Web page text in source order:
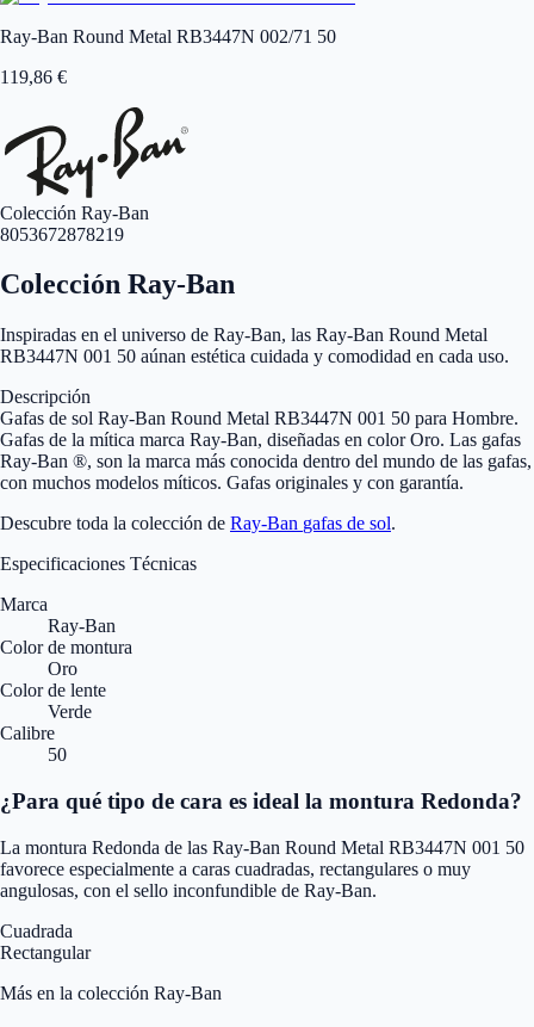
Ray-Ban Round Metal RB3447N 002/71 50
119,86 €
Colección Ray-Ban
8053672878219
Colección Ray-Ban
Inspiradas en el universo de Ray-Ban, las Ray-Ban Round Metal
RB3447N 001 50 aúnan estética cuidada y comodidad en cada uso.
Descripción
Gafas de sol Ray-Ban Round Metal RB3447N 001 50 para Hombre.
Gafas de la mítica marca Ray-Ban, diseñadas en color Oro. Las gafas
Ray-Ban ®, son la marca más conocida dentro del mundo de las gafas,
con muchos modelos míticos. Gafas originales y con garantía.
Descubre toda la colección de Ray-Ban gafas de sol.
Especificaciones Técnicas
Marca
Ray-Ban
Color de montura
Oro
Color de lente
Verde
Calibre
50
¿Para qué tipo de cara es ideal la montura Redonda?
La montura Redonda de las Ray-Ban Round Metal RB3447N 001 50
favorece especialmente a caras cuadradas, rectangulares o muy
angulosas, con el sello inconfundible de Ray-Ban.
Cuadrada
Rectangular
Más en la colección Ray-Ban